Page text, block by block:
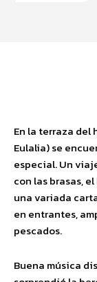
En la terraza
Eulalia) se
especial. Un
con las brasas,
una variada
en entrantes,
pescados.
Buena música